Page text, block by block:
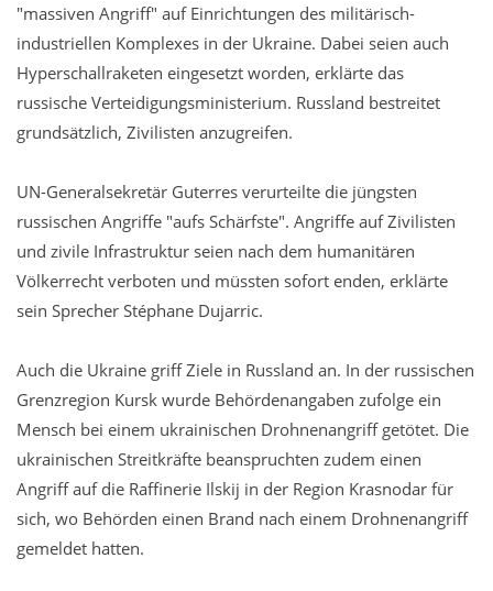
"massiven Angriff" auf Einrichtungen des militärisch-
industriellen Komplexes in der Ukraine. Dabei seien auch
Hyperschallraketen eingesetzt worden, erklärte das
russische Verteidigungsministerium. Russland bestreitet
grundsätzlich, Zivilisten anzugreifen.
UN-Generalsekretär Guterres verurteilte die jüngsten
russischen Angriffe "aufs Schärfste". Angriffe auf Zivilisten
und zivile Infrastruktur seien nach dem humanitären
Völkerrecht verboten und müssten sofort enden, erklärte
sein Sprecher Stéphane Dujarric.
Auch die Ukraine griff Ziele in Russland an. In der russischen
Grenzregion Kursk wurde Behördenangaben zufolge ein
Mensch bei einem ukrainischen Drohnenangriff getötet. Die
ukrainischen Streitkräfte beanspruchten zudem einen
Angriff auf die Raffinerie Ilskij in der Region Krasnodar für
sich, wo Behörden einen Brand nach einem Drohnenangriff
gemeldet hatten.